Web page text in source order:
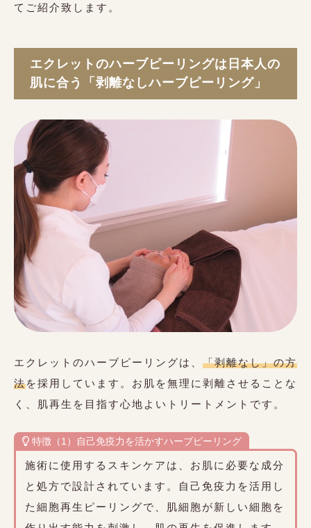
てご紹介致します。
エクレットのハーブピーリングは日本人の
肌に合う「剥離なしハーブピーリング」
エクレットのハーブピーリングは、 「剥離なし」の方
法を採用しています。お肌を無理に剥離させることな
く、肌再生を目指す心地よいトリートメントです。
特徴（1）自己免疫力を活かすハーブピーリング
施術に使用するスキンケアは、お肌に必要な成分
と処方で設計されています。自己免疫力を活用し
た細胞再生ピーリングで、肌細胞が新しい細胞を